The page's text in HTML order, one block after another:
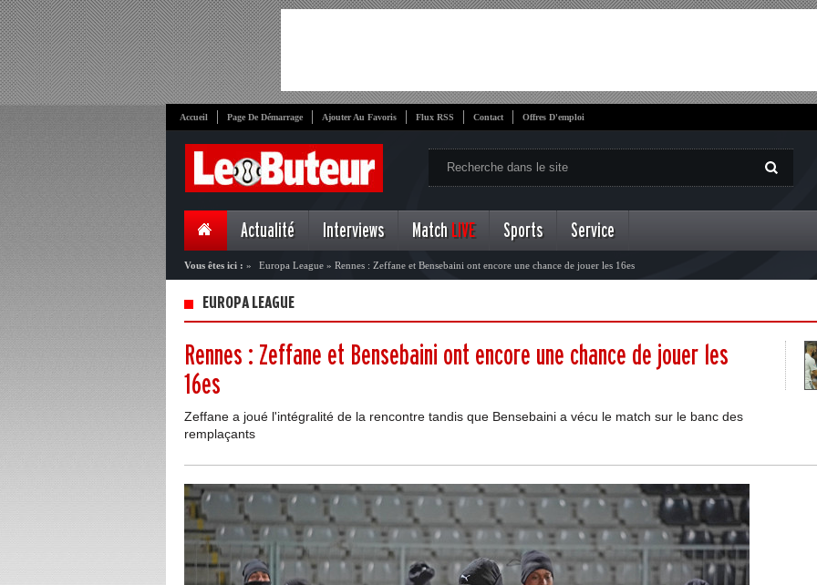
Accueil Page De Démarrage Ajouter Au Favoris Flux RSS Contact Offres D'emploi
Actualité Interviews Match LIVE Sports Service
Vous êtes ici : » Europa League » Rennes : Zeffane et Bensebaini ont encore une chance de jouer les 16es
EUROPA LEAGUE
Rennes : Zeffane et Bensebaini ont encore une chance de jouer les
16es
Zeffane a joué l'intégralité de la rencontre tandis que Bensebaini a vécu le match sur le banc des
remplaçants